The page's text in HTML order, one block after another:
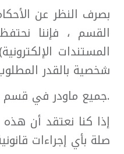
بصرف النظر عن
القسم ، فإننا
المستندات
شخصية بالقدر
.جميع ماودر في
إذا كنا نعتقد أن
صلة بأي إجراءات